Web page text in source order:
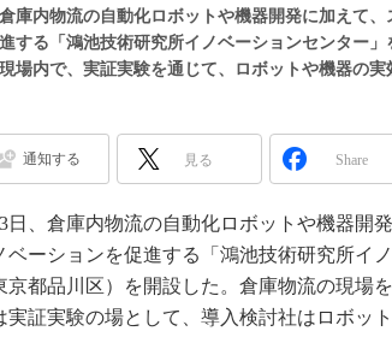
TECHNO-FRONTIER
人テク展
日本ものづくりワールド
産業オープンネット展
Windows
3Dプリンタ
デジタルツインと
S＆OP
インダストリー4.0
庫内物流の自動化ロボットや機器開発に加えて
する「鴻池技術研究所イノベーションセンター
場内で、実証実験を通じて、ロボットや機器の実
通知する 見る Share
、倉庫内物流の自動化ロボットや機器開
ベーションを促進する「鴻池技術研究所イ
京都品川区）を開設した。倉庫物流の現場
実証実験の場として、導入検討社はロボッ